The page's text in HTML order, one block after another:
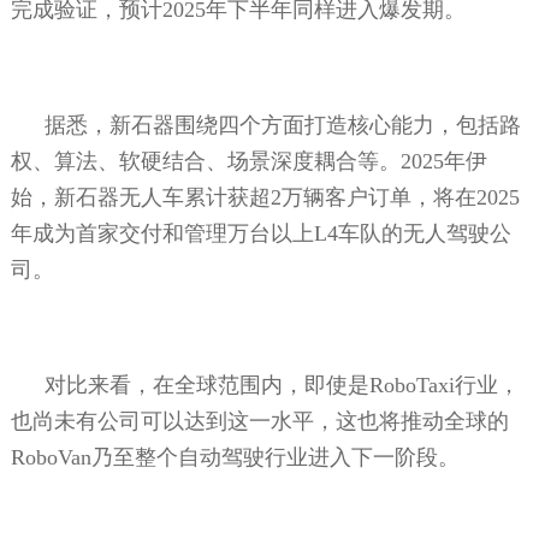
完成验证，预计2025年下半年同样进入爆发期。
据悉，新石器围绕四个方面打造核心能力，包括路
权、算法、软硬结合、场景深度耦合等。 2025年伊
始，新石器无人车累计获超2万辆客户订单，将在2025
年成为首家交付和管理万台以上L4车队的无人驾驶公
司。
对比来看，在全球范围内，即使是RoboTaxi行业，
也尚未有公司可以达到这一水平，这也将推动全球的
RoboVan 乃至整个自动驾驶行业进入下一阶段。